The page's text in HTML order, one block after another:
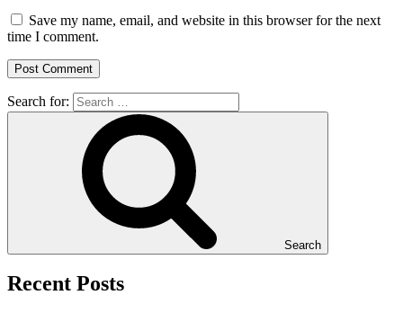
Save my name, email, and website in this browser for the next
time I comment.
Search for:
Search
Recent Posts